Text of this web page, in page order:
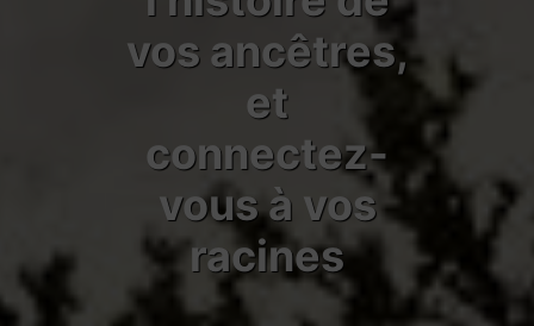
vos ancêtres,
et
connectez-
vous à vos
racines